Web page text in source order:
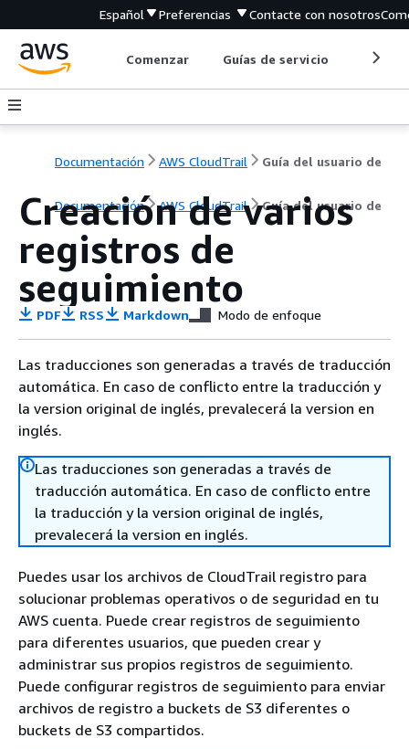
Español Preferencias Contacte con nosotros
Comenzar Guías de servicio
Documentación AWS CloudTrail Guía del usuario de
Documentación AWS CloudTrail Guía del usuario de
Creación de varios
registros de
seguimiento
PDF RSS Markdown Modo de enfoque
Las traducciones son generadas a través de traducción
automática. En caso de conflicto entre la traducción y
la version original de inglés, prevalecerá la version en
inglés.
Las traducciones son generadas a través de
traducción automática. En caso de conflicto entre
la traducción y la version original de inglés,
prevalecerá la version en inglés.
Puedes usar los archivos de CloudTrail registro para
solucionar problemas operativos o de seguridad en tu
AWS cuenta. Puede crear registros de seguimiento
para diferentes usuarios, que pueden crear y
administrar sus propios registros de seguimiento.
Puede configurar registros de seguimiento para enviar
archivos de registro a buckets de S3 diferentes o
buckets de S3 compartidos.